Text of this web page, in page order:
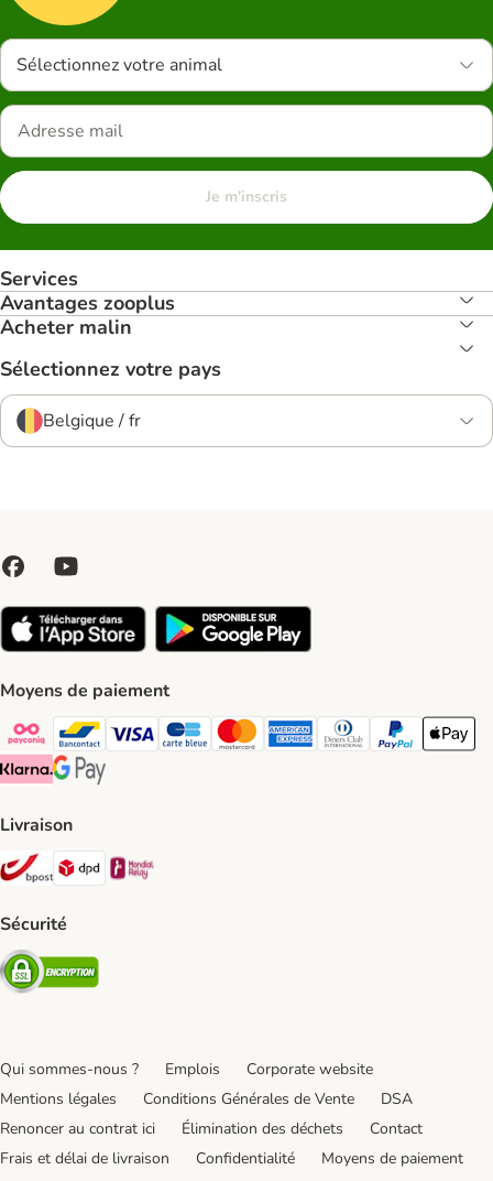
Sélectionnez votre animal
Je m'inscris
Services
Avantages zooplus
Acheter malin
Sélectionnez votre pays
Belgique / fr
Moyens de paiement
Payconiq Payment Method
bancontact Payment Method
Visa Payment Method
carte bleue Payment Method
Master card Payment Method
American express Payment
Diners club Payment
Paypal Payment
Apple
Klarna Payment Method
Google Pay Payment Method
Livraison
Bpost Shipping Method
DPD Shipping Method
Sécurité
Security
Qui sommes-nous ? Emplois
Corporate website
Mentions légales
Conditions Générales de Vente
DSA
Renoncer au contrat ici
Élimination des déchets
Contact
Frais et délai de livraison
Confidentialité
Moyens de paiement